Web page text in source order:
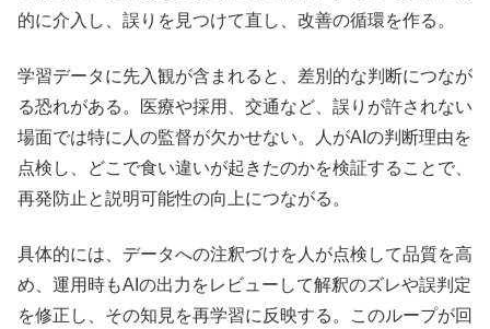
的に介入し、誤りを見つけて直し、改善の循環を作る。
学習データに先入観が含まれると、差別的な判断につなが
る恐れがある。医療や採用、交通など、誤りが許されない
場面では特に人の監督が欠かせない。人がAIの判断理由を
点検し、どこで食い違いが起きたのかを検証することで、
再発防止と説明可能性の向上につながる。
具体的には、データへの注釈づけを人が点検して品質を高
め、運用時もAIの出力をレビューして解釈のズレや誤判定
を修正し、その知見を再学習に反映する。このループが回